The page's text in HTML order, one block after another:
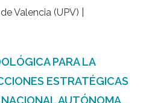
Valencia (UPV) |
PARA LA
ESTRATÉGICAS
AUTÓNOMA